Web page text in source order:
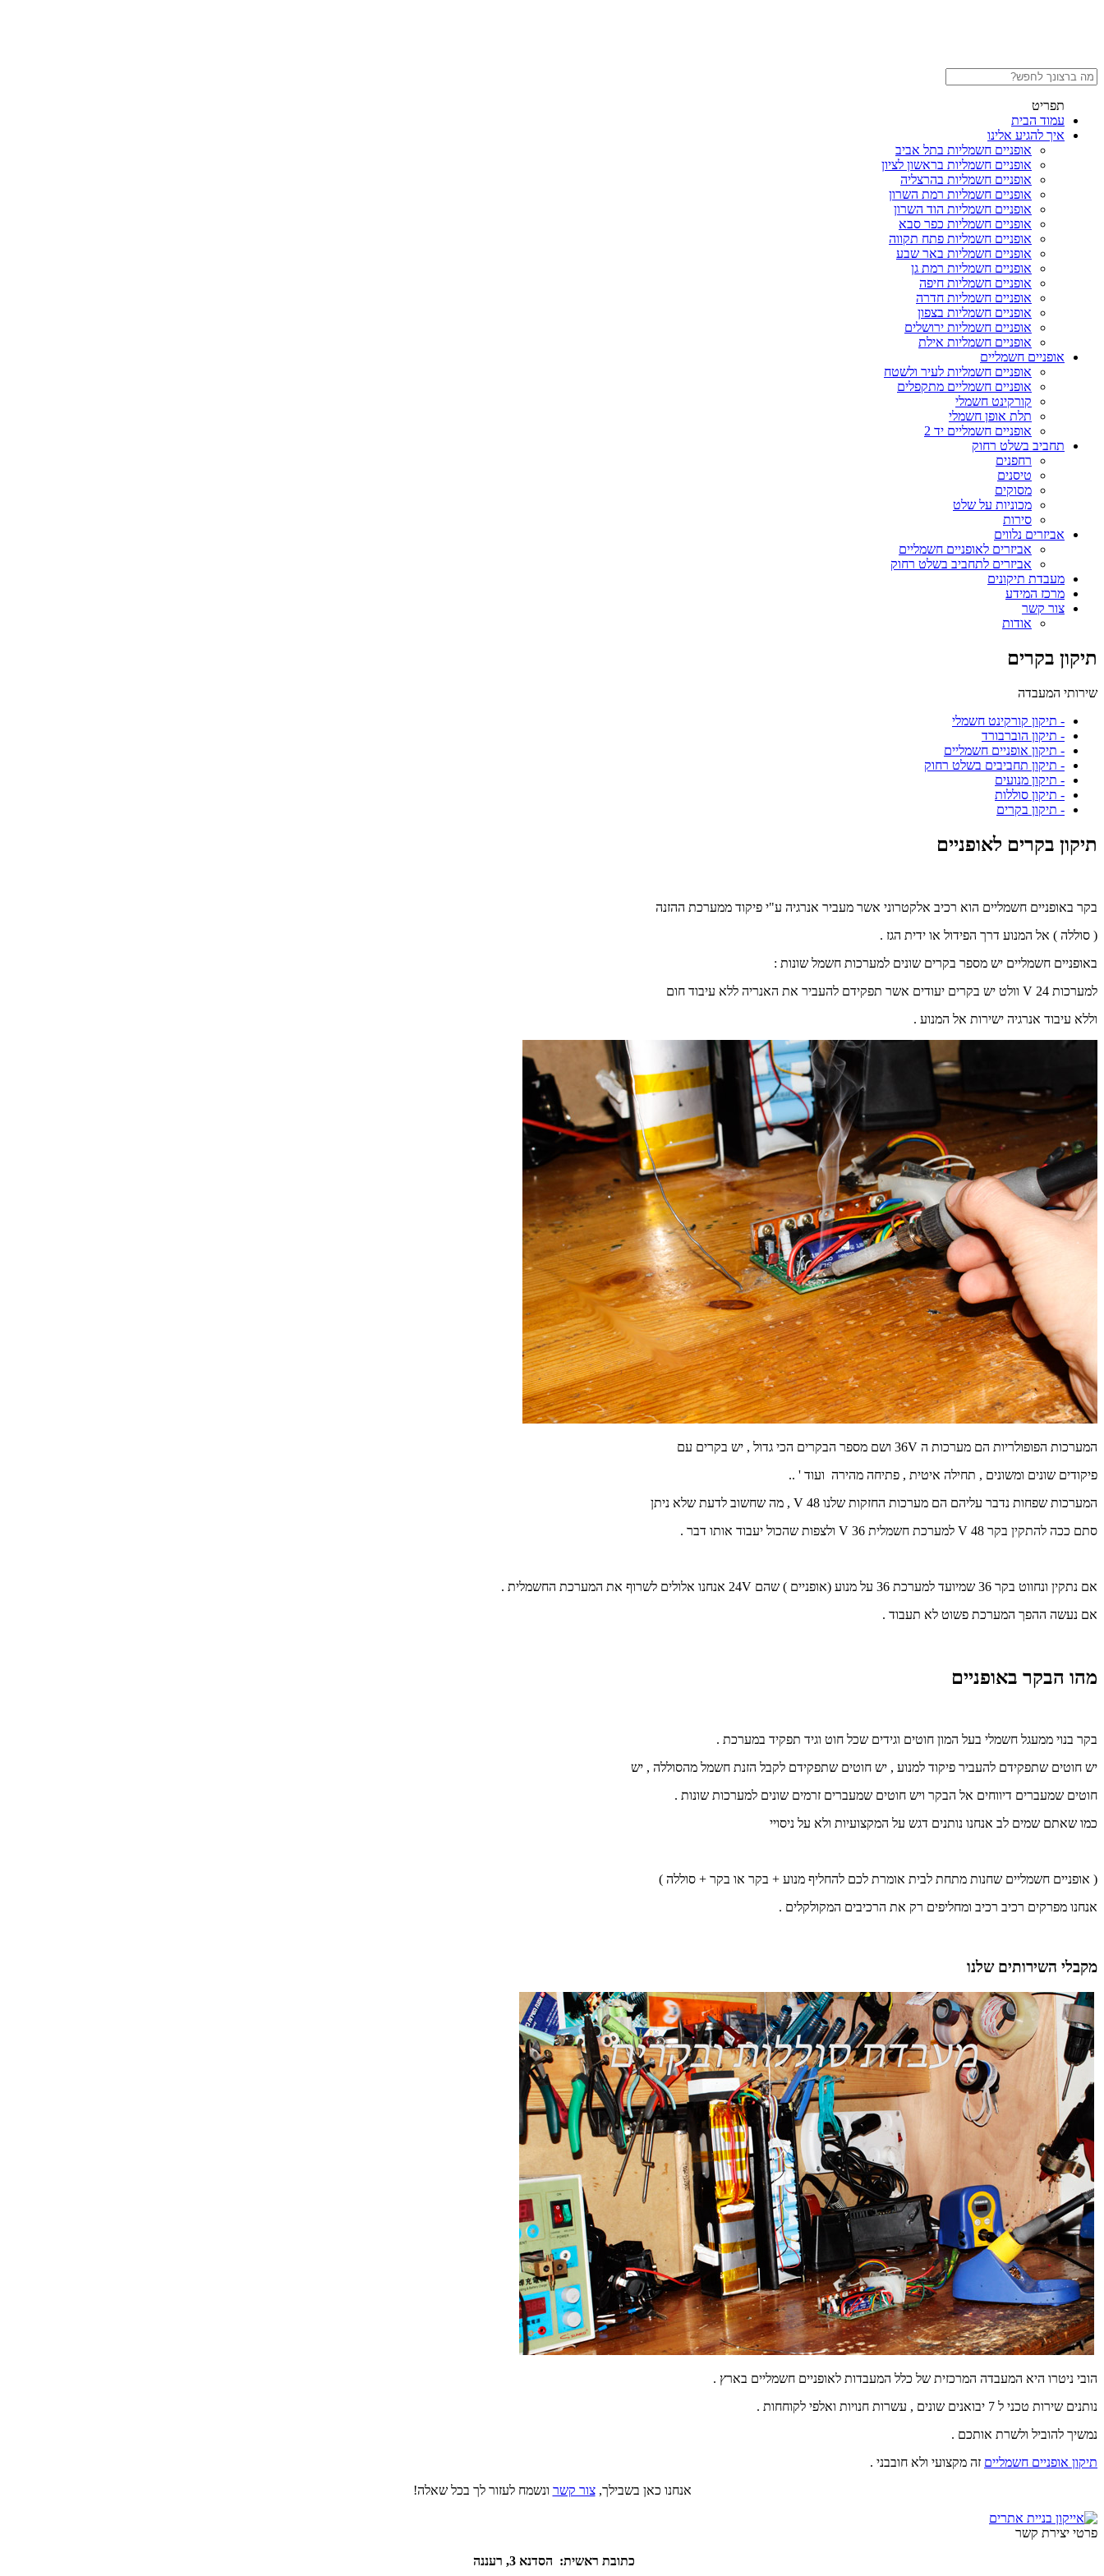
תפריט
עמוד הבית
איך להגיע אלינו
אופניים חשמליות בתל אביב
אופניים חשמליות בראשון לציון
אופניים חשמליות בהרצליה
אופניים חשמליות רמת השרון
אופניים חשמליות הוד השרון
אופניים חשמליות כפר סבא
אופניים חשמליות פתח תקווה
אופניים חשמליות באר שבע
אופניים חשמליות רמת גן
אופניים חשמליות חיפה
אופניים חשמליות חדרה
אופניים חשמליות בצפון
אופניים חשמליות ירושלים
אופניים חשמליות אילת
אופניים חשמליים
אופניים חשמליות לעיר ולשטח
אופניים חשמליים מתקפלים
קורקינט חשמלי
תלת אופן חשמלי
אופניים חשמליים יד 2
תחביב בשלט רחוק
רחפנים
טיסנים
מסוקים
מכוניות על שלט
סירות
אביזרים נלווים
אביזרים לאופניים חשמליים
אביזרים לתחביב בשלט רחוק
מעבדת תיקונים
מרכז המידע
צור קשר
אודות
תיקון בקרים
שירותי המעבדה
- תיקון קורקינט חשמלי
- תיקון הוברבורד
- תיקון אופניים חשמליים
- תיקון תחביבים בשלט רחוק
- תיקון מנועים
- תיקון סוללות
- תיקון בקרים
תיקון בקרים לאופניים
בקר באופניים חשמליים הוא רכיב אלקטרוני אשר מעביר אנרגיה ע"י פיקוד ממערכת ההזנה
( סוללה ) אל המנוע דרך הפידול או ידית הגז .
באופניים חשמליים יש מספר בקרים שונים למערכות חשמל שונות :
למערכות 24 V וולט יש בקרים יעודים אשר תפקידם להעביר את האנריה ללא עיבוד חום
וללא עיבוד אנרגיה ישירות אל המנוע .
המערכות הפופולריות הם מערכות ה 36V ושם מספר הבקרים הכי גדול , יש בקרים עם
פיקודים שונים ומשונים , תחילה איטית , פתיחה מהירה ועוד ' ..
המערכות שפחות נדבר עליהם הם מערכות החזקות שלנו 48 V , מה שחשוב לדעת שלא ניתן
סתם ככה להתקין בקר 48 V למערכת חשמלית 36 V ולצפות שהכול יעבוד אותו דבר .
אם נתקין ונחווט בקר 36 שמיועד למערכת 36 על מנוע (אופניים ) שהם 24V אנחנו אלולים לשרוף את המערכת החשמלית .
אם נעשה ההפך המערכת פשוט לא תעבוד .
מהו הבקר באופניים
בקר בנוי ממעגל חשמלי בעל המון חוטים וגידים שכל חוט וגיד תפקיד במערכת .
יש חוטים שתפקידם להעביר פיקוד למנוע , יש חוטים שתפקידם לקבל הזנת חשמל מהסוללה , יש
חוטים שמעברים דיווחים אל הבקר ויש חוטים שמעברים זרמים שונים למערכות שונות .
כמו שאתם שמים לב אנחנו נותנים דגש על המקצועיות ולא על ניסויי
( אופניים חשמליים שחנות מתחת לבית אומרת לכם להחליף מנוע + בקר או בקר + סוללה )
אנחנו מפרקים רכיב רכיב ומחליפים רק את הרכיבים המקולקלים .
מקבלי השירותים שלנו
הובי ניטרו היא המעבדה המרכזית של כלל המעבדות לאופניים חשמליים בארץ .
נותנים שירות טכני ל 7 יבואנים שונים , עשרות חנויות ואלפי לקוחחות .
נמשיך להוביל ולשרת אותכם .
תיקון אופניים חשמליים זה מקצועי ולא חובבני .
אנחנו כאן בשבילך,צור קשר ונשמח לעזור לך בכל שאלה!
פרטי יצירת קשר
כתובת ראשית: הסדנא 3, רעננה